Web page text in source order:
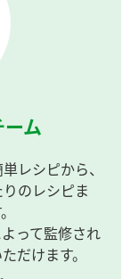
ム
レシピから、
のレシピま
って監修され
だけます。